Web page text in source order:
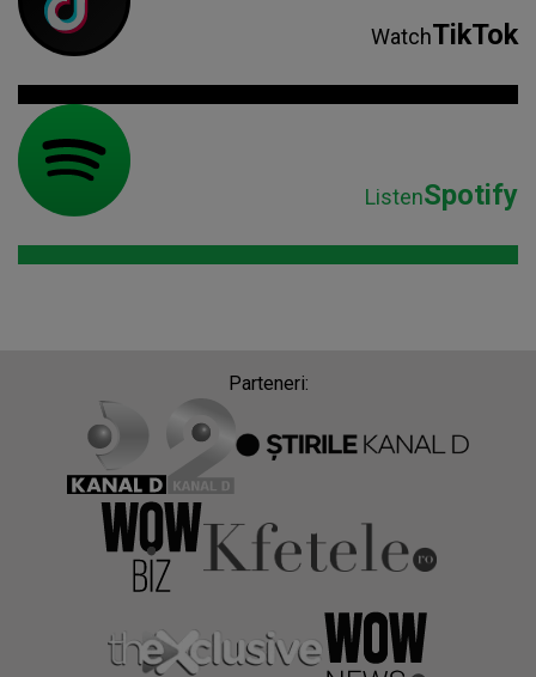
WatchTikTok
ListenSpotify
Parteneri: